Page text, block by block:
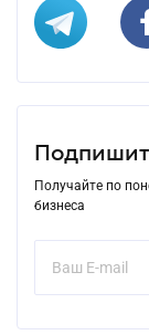
Получайте по
бизнеса